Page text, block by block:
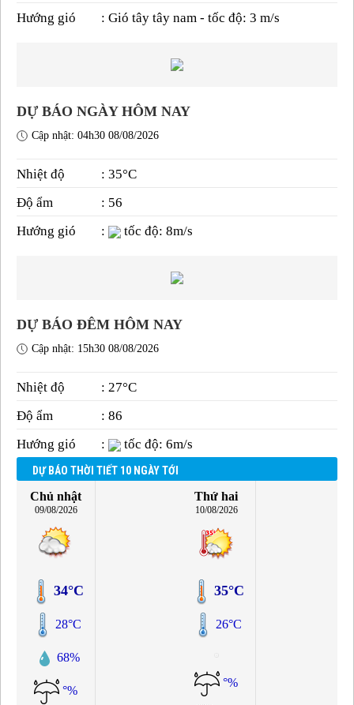
Hướng gió
: Gió tây tây nam - tốc độ: 3 m/s
DỰ BÁO NGÀY HÔM NAY
Cập nhật: 04h30 08/08/2026
Nhiệt độ
: 35°C
Độ ẩm
: 56
Hướng gió
: tốc độ: 8m/s
DỰ BÁO ĐÊM HÔM NAY
Cập nhật: 15h30 08/08/2026
Nhiệt độ
: 27°C
Độ ẩm
: 86
Hướng gió
: tốc độ: 6m/s
DỰ BÁO THỜI TIẾT 10 NGÀY TỚI
Chủ nhật
09/08/2026
34°C
28°C
68%
°%
Thứ hai
10/08/2026
35°C
26°C
°%